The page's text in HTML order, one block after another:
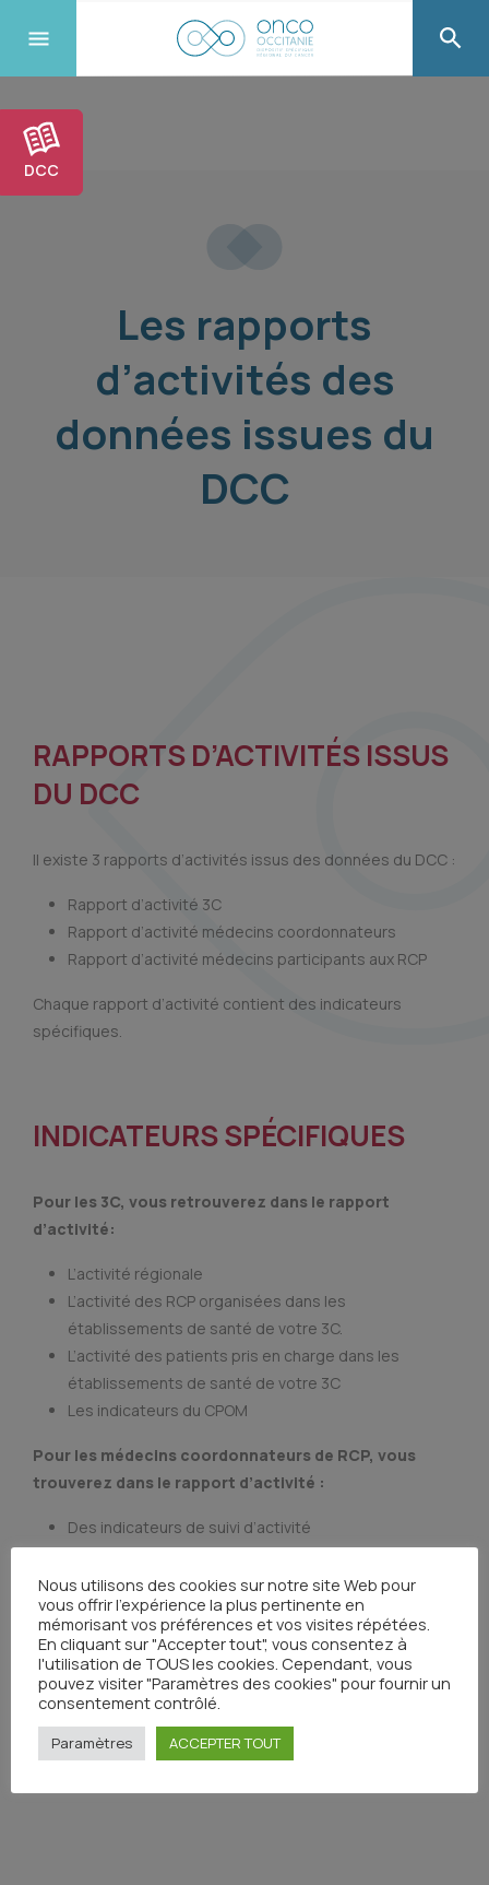
DCC
Les rapports
d’activités des
données issues du
DCC
RAPPORTS D’ACTIVITÉS ISSUS
DU DCC
Il existe 3 rapports d’activités issus des données du DCC :
Rapport d’activité 3C
Rapport d’activité médecins coordonnateurs
Rapport d’activité médecins participants aux RCP
Chaque rapport d’activité contient des indicateurs
spécifiques.
INDICATEURS SPÉCIFIQUES
Pour les 3C, vous retrouverez dans le rapport
d’activité:
L’activité régionale
L’activité des RCP organisées dans les
établissements de santé de votre 3C.
L’activité des patients pris en charge dans les
établissements de santé de votre 3C
Les indicateurs du CPOM
Pour les médecins coordonnateurs de RCP, vous
trouverez dans le rapport d’activité :
Des indicateurs de suivi d’activité
Des indicateurs qualité sur vos RCP
Les caractéristiques des patients qui sont discutés
Pour les médecins participants à des RCP, vous
trouverez dans le rapport d’activité :
Des indicateurs de suivi d’activité
Les caractéristiques des patients que vous prenez
en charge
Nous utilisons des cookies sur notre site Web pour
vous offrir l'expérience la plus pertinente en
mémorisant vos préférences et vos visites répétées.
En cliquant sur "Accepter tout", vous consentez à
l'utilisation de TOUS les cookies. Cependant, vous
pouvez visiter "Paramètres des cookies" pour fournir un
consentement contrôlé.
Paramètres ACCEPTER TOUT